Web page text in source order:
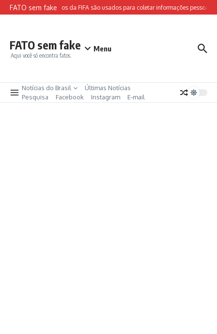
Ir para o conteúdo
FATO sem fakeSites falsos da FIFA são usados para coletar informações pessoais
FATO sem fake
Aqui você só encontra fatos.
Menu
Notícias do Brasil
Últimas Notícias
Pesquisa
Facebook Instagram E-mail